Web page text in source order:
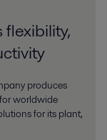
produces
worldwide
for its plant,